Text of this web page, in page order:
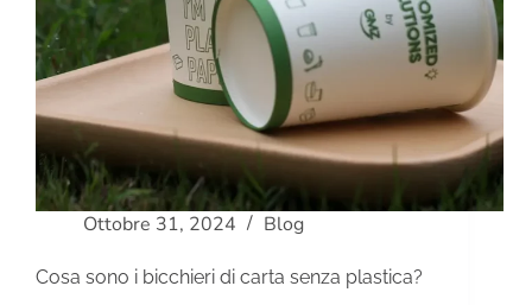
Ottobre 31, 2024 Blog
Cosa sono i bicchieri di carta senza plastica?